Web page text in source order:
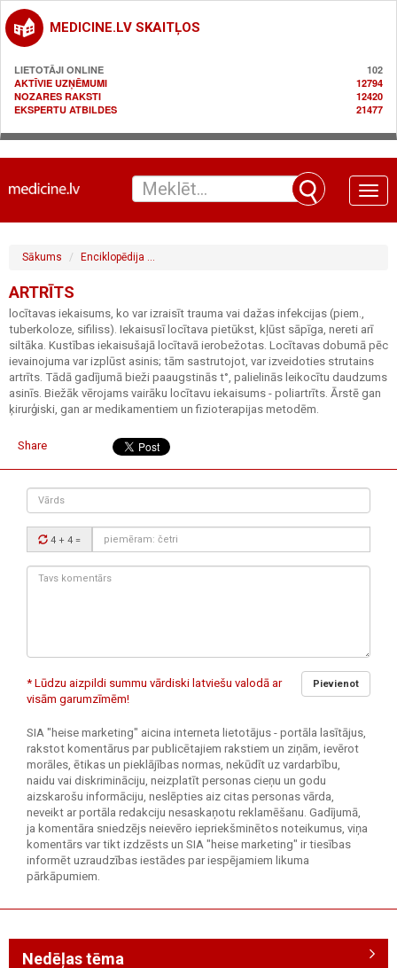
MEDICINE.LV SKAITĻOS
LIETOTĀJI ONLINE
102
AKTĪVIE UZŅĒMUMI
12794
NOZARES RAKSTI
12420
EKSPERTU ATBILDES
21477
Toggle
Sākums Enciklopēdija
ARTRĪTS
locītavas iekaisums, ko var izraisīt trauma vai dažas infekcijas (piem.,
tuberkoloze, sifiliss). Iekaisusī locītava pietūkst, kļūst sāpīga, nereti arī
siltāka. Kustības iekaisušajā locītavā ierobežotas. Locītavas dobumā pēc
ievainojuma var izplūst asinis; tām sastrutojot, var izveidoties strutains
artrīts. Tādā gadījumā bieži paaugstinās t°, palielinās leikocītu daudzums
asinīs. Biežāk vērojams vairāku locītavu iekaisums - poliartrīts. Ārstē gan
ķirurģiski, gan ar medikamentiem un fizioterapijas metodēm.
Share
Vārds
Drošības
kods:
4 + 4 =
Tavs
Pievienot
* Lūdzu aizpildi summu vārdiski latviešu valodā ar
visām garumzīmēm!
SIA "heise marketing" aicina interneta lietotājus - portāla lasītājus,
rakstot komentārus par publicētajiem rakstiem un ziņām, ievērot
morāles, ētikas un pieklājības normas, nekūdīt uz vardarbību,
naidu vai diskrimināciju, neizplatīt personas cieņu un godu
aizskarošu informāciju, neslēpties aiz citas personas vārda,
neveikt ar portāla redakciju nesaskaņotu reklamēšanu. Gadījumā,
ja komentāra sniedzējs neievēro iepriekšminētos noteikumus, viņa
komentārs var tikt izdzēsts un SIA "heise marketing" ir tiesības
informēt uzraudzības iestādes par iespējamiem likuma
pārkāpumiem.
Nedēļas tēma